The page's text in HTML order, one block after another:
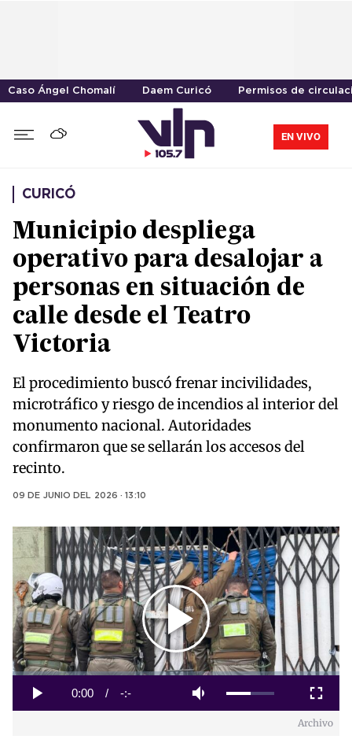
Caso Ángel Chomalí Daem Curicó Permisos de
EN VIVO
CURICÓ
Municipio despliega
operativo para desalojar a
personas en situación de
calle desde el Teatro
Victoria
El procedimiento buscó frenar incivilidades,
microtráfico y riesgo de incendios al interior del
monumento nacional. Autoridades
confirmaron que se sellarán los accesos del
recinto.
09 DE JUNIO DEL 2026 · 13:10
Play
Video
Play Mute
Current
0:00 / Duration
-:-
Loaded:
Fullscreen
Archivo